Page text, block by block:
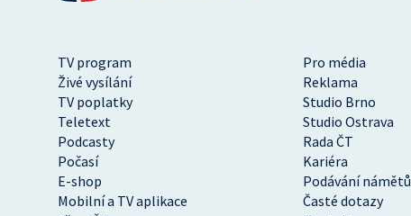
TV program
Pro média
Živé vysílání
Reklama
TV poplatky
Studio Brno
Teletext
Studio Ostrava
Podcasty
Rada ČT
Počasí
Kariéra
E-shop
Podávání námětů
Mobilní a TV aplikace
Časté dotazy